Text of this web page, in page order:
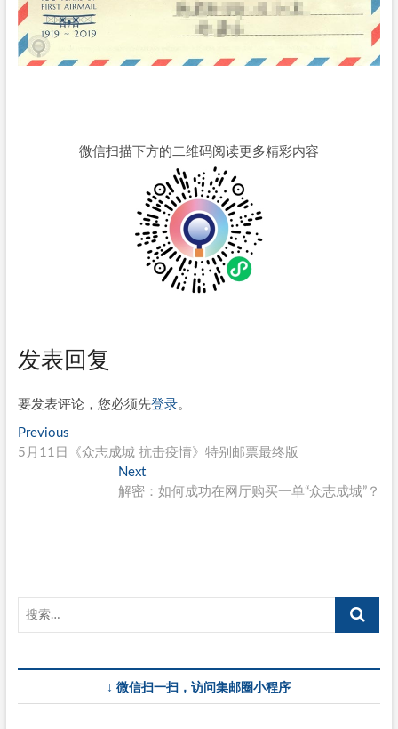
微信扫描下方的二维码阅读更多精彩内容
发表回复
要发表评论，您必须先登录。
文
章
PreviousPrevious
post:
5月11日《众志成城 抗击疫情》特别邮票最终版
NextNext
post:
解密：如何成功在网厅购买一单“众志成城”？
↓ 微信扫一扫，访问集邮圈小程序